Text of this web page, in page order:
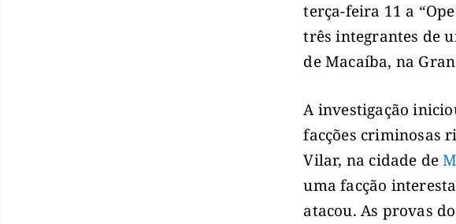
terça-feira 11 a
três integrantes de
de Macaíba, na
A investigação
facções criminosas
Vilar, na cidade de
uma facção
atacou. As provas